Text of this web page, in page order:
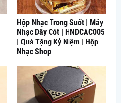
Hộp Nhạc Trong Suốt | Máy
Nhạc Dây Cót | HNDCAC005
| Quà Tặng Kỷ Niệm | Hộp
Nhạc Shop